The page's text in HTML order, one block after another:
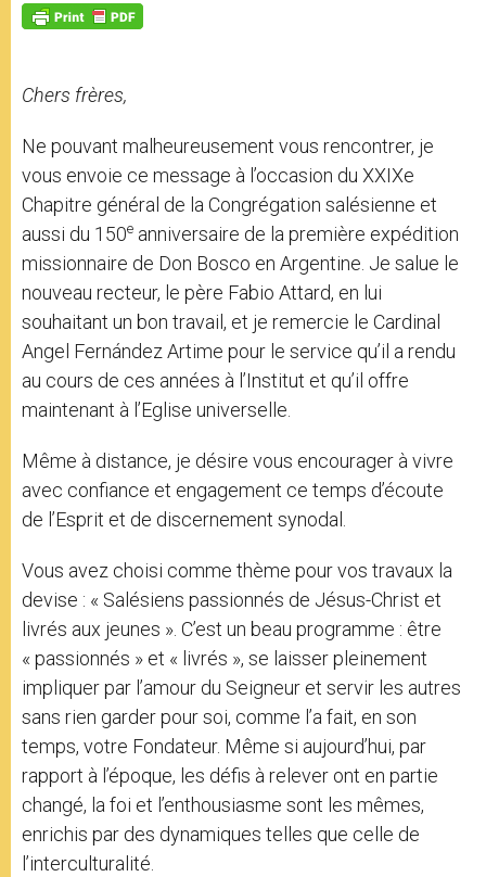
p
p
g
e
o
k
Chers frères,
Ne pouvant malheureusement vous rencontrer, je
vous envoie ce message à l’occasion du XXIXe
Chapitre général de la Congrégation salésienne et
aussi du 150e anniversaire de la première expédition
missionnaire de Don Bosco en Argentine. Je salue le
nouveau recteur, le père Fabio Attard, en lui
souhaitant un bon travail, et je remercie le Cardinal
Angel Fernández Artime pour le service qu’il a rendu
au cours de ces années à l’Institut et qu’il offre
maintenant à l’Eglise universelle.
Même à distance, je désire vous encourager à vivre
avec confiance et engagement ce temps d’écoute
de l’Esprit et de discernement synodal.
Vous avez choisi comme thème pour vos travaux la
devise : « Salésiens passionnés de Jésus-Christ et
livrés aux jeunes ». C’est un beau programme : être
« passionnés » et « livrés », se laisser pleinement
impliquer par l’amour du Seigneur et servir les autres
sans rien garder pour soi, comme l’a fait, en son
temps, votre Fondateur. Même si aujourd’hui, par
rapport à l’époque, les défis à relever ont en partie
changé, la foi et l’enthousiasme sont les mêmes,
enrichis par des dynamiques telles que celle de
l’interculturalité.